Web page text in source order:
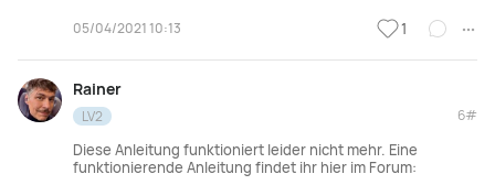
05/04/2021 10:13 1
Rainer
LV2 6#
Diese Anleitung funktioniert leider nicht mehr. Eine
funktionierende Anleitung findet ihr hier im Forum: